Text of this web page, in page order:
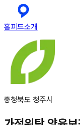
홈피드소개
충청북도 청주시